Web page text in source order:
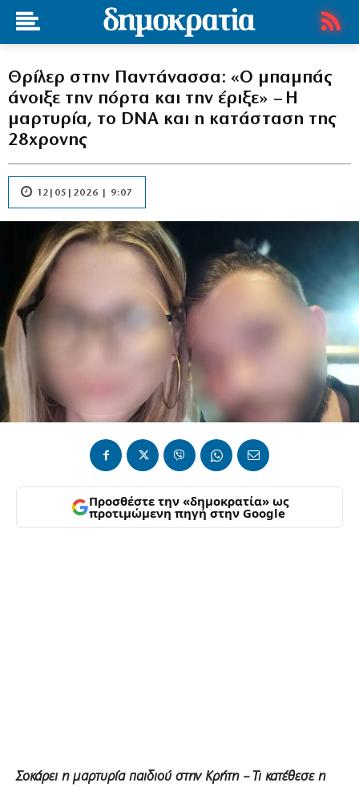
Θρίλερ στην Παντάνασσα: «Ο μπαμπάς
άνοιξε την πόρτα και την έριξε» – Η
μαρτυρία, το DNA και η κατάσταση της
28χρονης
12|05|2026 | 9:07
Προσθέστε την «δημοκρατία» ως
προτιμώμενη πηγή στην Google
Σοκάρει η μαρτυρία παιδιού στην Κρήτη – Τι κατέθεσε η